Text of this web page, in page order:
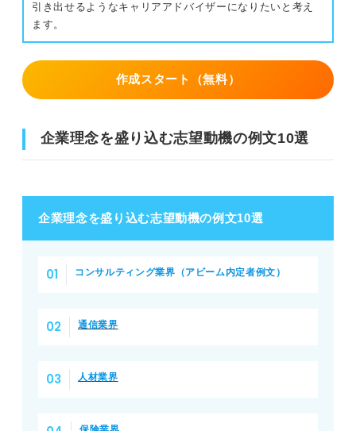
引き出せるようなキャリアアドバイザーになりたいと考え
ます。
作成スタート（無料）
企業理念を盛り込む志望動機の例文10選
企業理念を盛り込む志望動機の例文10選
コンサルティング業界（アビーム内定者例文）
通信業界
人材業界